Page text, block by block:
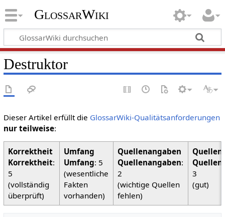
GlossarWiki
Destruktor
Dieser Artikel erfüllt die GlossarWiki-Qualitätsanforderungen
nur teilweise:
Korrektheit:
5
(vollständig
überprüft)
Umfang: 5
(wesentliche
Fakten
vorhanden)
Quellenangaben:
2
(wichtige Quellen
fehlen)
3
(gut)